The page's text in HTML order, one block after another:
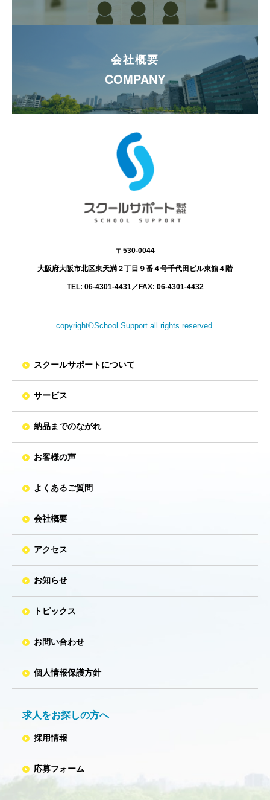
会社概要
COMPANY
〒530-0044
大阪府大阪市北区東天満２丁目９番４号千代田ビル東館４階
TEL: 06-4301-4431／FAX: 06-4301-4432
copyright©School Support all rights reserved.
スクールサポートについて
サービス
納品までのながれ
お客様の声
よくあるご質問
会社概要
アクセス
お知らせ
トピックス
お問い合わせ
個人情報保護方針
求人をお探しの方へ
採用情報
応募フォーム